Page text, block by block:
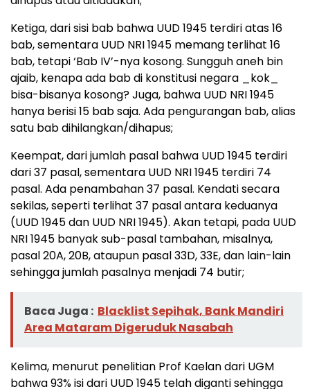
Ketiga, dari sisi bab bahwa UUD 1945 terdiri atas 16
bab, sementara UUD NRI 1945 memang terlihat 16
bab, tetapi ‘Bab IV’-nya kosong. Sungguh aneh bin
ajaib, kenapa ada bab di konstitusi negara _kok_
bisa-bisanya kosong? Juga, bahwa UUD NRI 1945
hanya berisi 15 bab saja. Ada pengurangan bab, alias
satu bab dihilangkan/dihapus;
Keempat, dari jumlah pasal bahwa UUD 1945 terdiri
dari 37 pasal, sementara UUD NRI 1945 terdiri 74
pasal. Ada penambahan 37 pasal. Kendati secara
sekilas, seperti terlihat 37 pasal antara keduanya
(UUD 1945 dan UUD NRI 1945). Akan tetapi, pada UUD
NRI 1945 banyak sub-pasal tambahan, misalnya,
pasal 20A, 20B, ataupun pasal 33D, 33E, dan lain-lain
sehingga jumlah pasalnya menjadi 74 butir;
Baca Juga : Blacklist Sepihak, Bank Mandiri
Area Mataram Digeruduk Nasabah
Kelima, menurut penelitian Prof Kaelan dari UGM
bahwa 93% isi dari UUD 1945 telah diganti sehingga